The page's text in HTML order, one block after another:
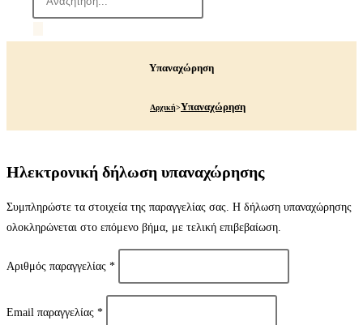
Υπαναχώρηση
Αρχική>Υπαναχώρηση
Ηλεκτρονική δήλωση υπαναχώρησης
Συμπληρώστε τα στοιχεία της παραγγελίας σας. Η δήλωση υπαναχώρησης
ολοκληρώνεται στο επόμενο βήμα, με τελική επιβεβαίωση.
Αριθμός παραγγελίας *
Email παραγγελίας *